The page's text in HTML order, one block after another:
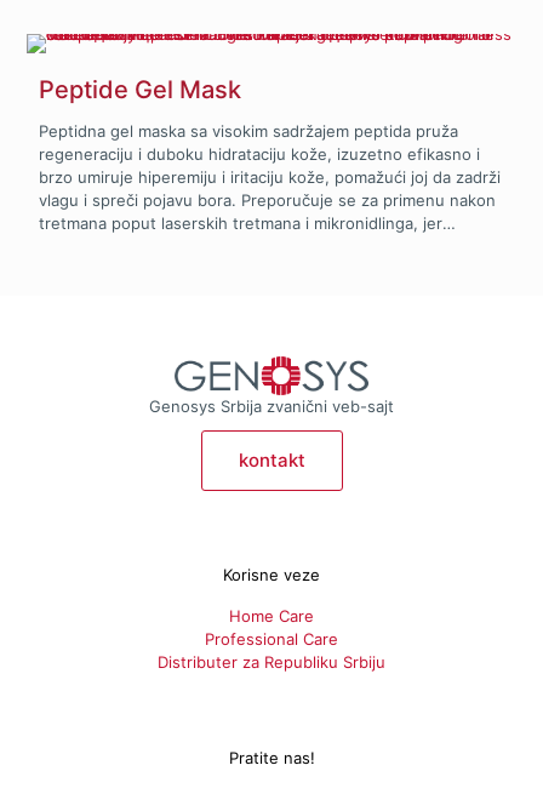
Peptide Gel Mask
Peptidna gel maska sa visokim sadržajem peptida pruža
regeneraciju i duboku hidrataciju kože, izuzetno efikasno i
brzo umiruje hiperemiju i iritaciju kože, pomažući joj da zadrži
vlagu i spreči pojavu bora. Preporučuje se za primenu nakon
tretmana poput laserskih tretmana i mikronidlinga, jer
intenzivno upijaju u kožu. Prednosti:
Genosys Srbija zvanični veb-sajt
kontakt
Korisne veze
Home Care
Professional Care
Distributer za Republiku Srbiju
Pratite nas!